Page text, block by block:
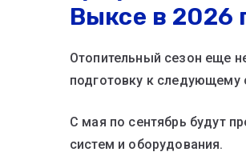
Выксе в 2026
Отопительный сезон еще
подготовку к следующему
С мая по сентябрь будут
систем и оборудования.